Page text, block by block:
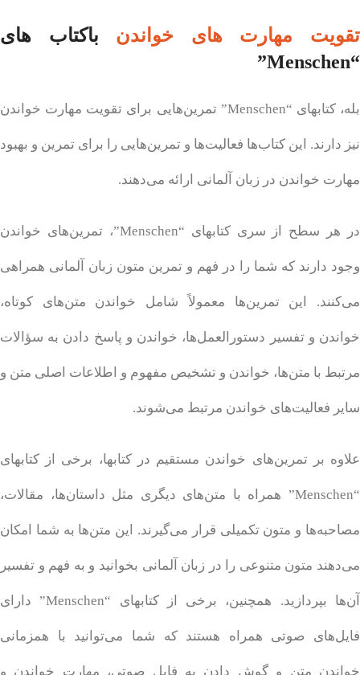
تقویت مهارت های خواندن باکتاب های
“Menschen”
بله، کتابهای “Menschen” تمرین‌هایی برای تقویت مهارت خواندن
نیز دارند. این کتاب‌ها فعالیت‌ها و تمرین‌هایی را برای تمرین و بهبود
مهارت خواندن در زبان آلمانی ارائه می‌دهند.
در هر سطح از سری کتابهای “Menschen”، تمرین‌های خواندن
وجود دارند که شما را در فهم و تمرین متون زبان آلمانی همراهی
می‌کنند. این تمرین‌ها معمولاً شامل خواندن متن‌های کوتاه،
خواندن و تفسیر دستورالعمل‌ها، خواندن و پاسخ دادن به سؤالات
مرتبط با متن‌ها، خواندن و تشخیص مفهوم و اطلاعات اصلی متن و
سایر فعالیت‌های خواندن مرتبط می‌شوند.
علاوه بر تمرین‌های خواندن مستقیم در کتابها، برخی از کتابهای
“Menschen” همراه با متن‌های دیگری مثل داستان‌ها، مقالات،
مصاحبه‌ها و متون تکمیلی قرار می‌گیرند. این متن‌ها به شما امکان
می‌دهند متون متنوعی را در زبان آلمانی بخوانید و به فهم و تفسیر
آن‌ها بپردازید. همچنین، برخی از کتابهای “Menschen” دارای
فایل‌های صوتی همراه هستند که شما می‌توانید با همزمانی
خواندن متن و گوش دادن به فایل صوتی، مهارت خواندن و